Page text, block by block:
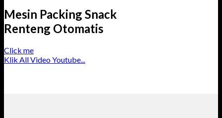
Mesin Packing Snack
Renteng Otomatis
Click me
Klik All Video Youtube...